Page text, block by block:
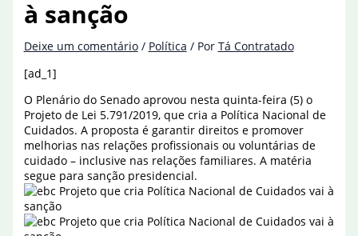
à sanção
Deixe um comentário / Política / Por Tá Contratado
[ad_1]
O Plenário do Senado aprovou nesta quinta-feira (5) o
Projeto de Lei 5.791/2019, que cria a Política Nacional de
Cuidados. A proposta é garantir direitos e promover
melhorias nas relações profissionais ou voluntárias de
cuidado – inclusive nas relações familiares. A matéria
segue para sanção presidencial.